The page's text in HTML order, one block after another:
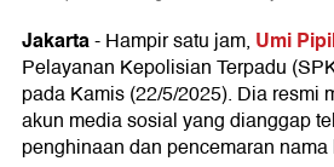
Jakarta-Hampir satu jam, Umi
Pelayanan Kepolisian Terpadu
pada Kamis (22/5/2025). Dia resmi
akun media sosial yang dianggap
penghinaan dan pencemaran